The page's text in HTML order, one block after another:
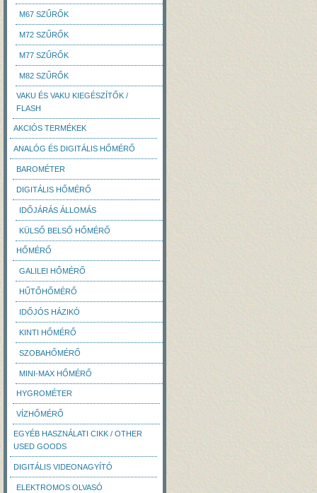
M67 SZŰRŐK
M72 SZŰRŐK
M77 SZŰRŐK
M82 SZŰRŐK
VAKU ÉS VAKU KIEGÉSZÍTŐK /
FLASH
AKCIÓS TERMÉKEK
ANALÓG ÉS DIGITÁLIS HŐMÉRŐ
BAROMÉTER
DIGITÁLIS HŐMÉRŐ
IDŐJÁRÁS ÁLLOMÁS
KÜLSŐ BELSŐ HŐMÉRŐ
HŐMÉRŐ
GALILEI HŐMÉRŐ
HŰTŐHŐMÉRŐ
IDŐJÓS HÁZIKÓ
KINTI HŐMÉRŐ
SZOBAHŐMÉRŐ
MINI-MAX HŐMÉRŐ
HYGROMÉTER
VÍZHŐMÉRŐ
EGYÉB HASZNÁLATI CIKK / OTHER
USED GOODS
DIGITÁLIS VIDEONAGYÍTÓ
ELEKTROMOS OLVASÓ